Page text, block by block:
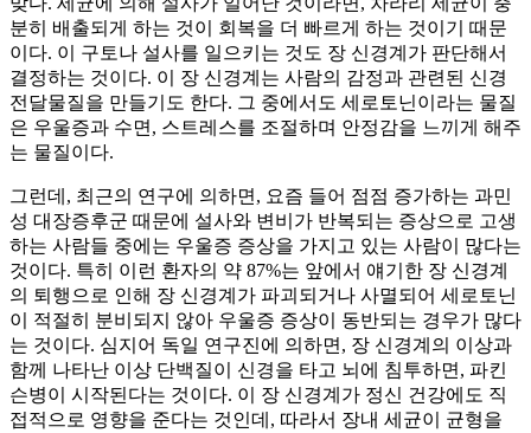
분히 배출되게 하는 것이 회복을 더 빠르게 하는 것이기 때문
이다. 이 구토나 설사를 일으키는 것도 장 신경계가 판단해서
결정하는 것이다. 이 장 신경계는 사람의 감정과 관련된 신경
전달물질을 만들기도 한다. 그 중에서도 세로토닌이라는 물질
은 우울증과 수면, 스트레스를 조절하며 안정감을 느끼게 해주
는 물질이다.
그런데, 최근의 연구에 의하면, 요즘 들어 점점 증가하는 과민
성 대장증후군 때문에 설사와 변비가 반복되는 증상으로 고생
하는 사람들 중에는 우울증 증상을 가지고 있는 사람이 많다는
것이다. 특히 이런 환자의 약 87%는 앞에서 얘기한 장 신경계
의 퇴행으로 인해 장 신경계가 파괴되거나 사멸되어 세로토닌
이 적절히 분비되지 않아 우울증 증상이 동반되는 경우가 많다
는 것이다. 심지어 독일 연구진에 의하면, 장 신경계의 이상과
함께 나타난 이상 단백질이 신경을 타고 뇌에 침투하면, 파킨
슨병이 시작된다는 것이다. 이 장 신경계가 정신 건강에도 직
접적으로 영향을 준다는 것인데, 따라서 장내 세균이 균형을